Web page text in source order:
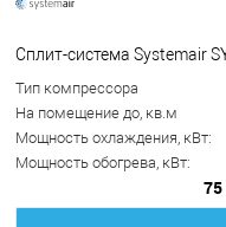
Сплит-система Systemair
Тип компрессора
На помещение до, кв.м
Мощность охлаждения, кВт:
Мощность обогрева, кВт:
75